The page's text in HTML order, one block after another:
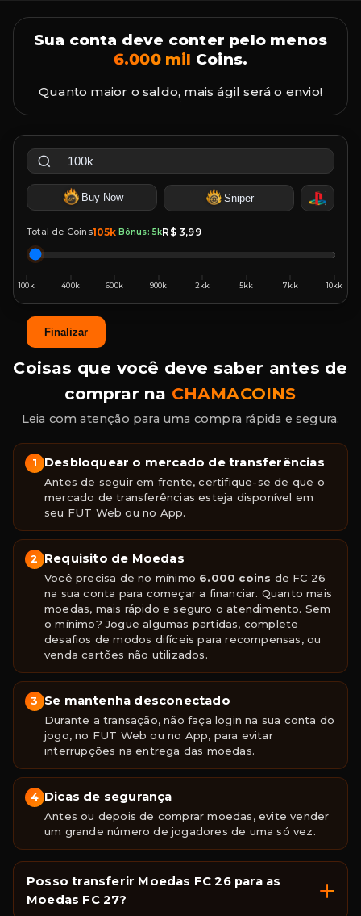
Sua conta deve conter pelo menos
6.000 mil Coins.
Quanto maior o saldo, mais ágil será o envio!
Buy Now Sniper
Total de Coins105k Bônus: 5kR$ 3,99
Finalizar
Coisas que você deve saber antes de
comprar na CHAMACOINS
Leia com atenção para uma compra rápida e segura.
1 Desbloquear o mercado de transferências
Antes de seguir em frente, certifique-se de que o
mercado de transferências esteja disponível em
seu FUT Web ou no App.
2 Requisito de Moedas
Você precisa de no mínimo 6.000 coins de FC 26
na sua conta para começar a financiar. Quanto mais
moedas, mais rápido e seguro o atendimento. Sem
o mínimo? Jogue algumas partidas, complete
desafios de modos difíceis para recompensas, ou
venda cartões não utilizados.
3 Se mantenha desconectado
Durante a transação, não faça login na sua conta do
jogo, no FUT Web ou no App, para evitar
interrupções na entrega das moedas.
4 Dicas de segurança
Antes ou depois de comprar moedas, evite vender
um grande número de jogadores de uma só vez.
Posso transferir Moedas FC 26 para as
Moedas FC 27?